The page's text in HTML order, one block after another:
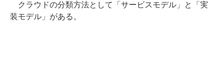
クラウドの分類方法として「サービスモデル」と「実
装モデル」がある。